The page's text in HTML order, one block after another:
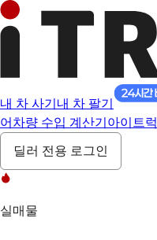
내 차 사기 내 차 팔기
어 차량 수입 계산기 아이트럭
딜러 전용 로그인
실매물